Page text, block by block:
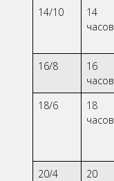
14/10
14
часов
16/8
16
часов
18/6
18
часов
20/4
20